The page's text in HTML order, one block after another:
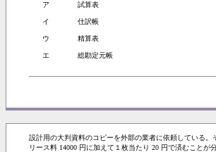
ア 試算表
イ 仕訳帳
ウ 精算表
エ 総勘定元帳
設計用の大判資料のコピーを外部の業者に依頼している
リース料 14000 円に加えて１枚当たり 20 円で済むこと